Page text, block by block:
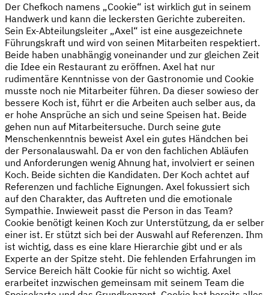
Der Chefkoch namens „Cookie“ ist wirklich gut in seinem
Handwerk und kann die leckersten Gerichte zubereiten.
Sein Ex-Abteilungsleiter „Axel“ ist eine ausgezeichnete
Führungskraft und wird von seinen Mitarbeiten respektiert.
Beide haben unabhängig voneinander und zur gleichen Zeit
die Idee ein Restaurant zu eröffnen. Axel hat nur
rudimentäre Kenntnisse von der Gastronomie und Cookie
musste noch nie Mitarbeiter führen. Da dieser sowieso der
bessere Koch ist, führt er die Arbeiten auch selber aus, da
er hohe Ansprüche an sich und seine Speisen hat. Beide
gehen nun auf Mitarbeitersuche. Durch seine gute
Menschenkenntnis beweist Axel ein gutes Händchen bei
der Personalauswahl. Da er von den fachlichen Abläufen
und Anforderungen wenig Ahnung hat, involviert er seinen
Koch. Beide sichten die Kandidaten. Der Koch achtet auf
Referenzen und fachliche Eignungen. Axel fokussiert sich
auf den Charakter, das Auftreten und die emotionale
Sympathie. Inwieweit passt die Person in das Team?
Cookie benötigt keinen Koch zur Unterstützung, da er selber
einer ist. Er stützt sich bei der Auswahl auf Referenzen. Ihm
ist wichtig, dass es eine klare Hierarchie gibt und er als
Experte an der Spitze steht. Die fehlenden Erfahrungen im
Service Bereich hält Cookie für nicht so wichtig. Axel
erarbeitet inzwischen gemeinsam mit seinem Team die